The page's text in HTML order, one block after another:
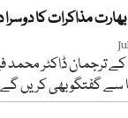
بھارت مذاکرات کا
کے ترجمان ڈاکٹر
سے گفتگو بھی کریں